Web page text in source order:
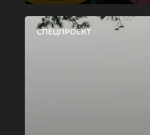
СПЕЦПРОЕКТ